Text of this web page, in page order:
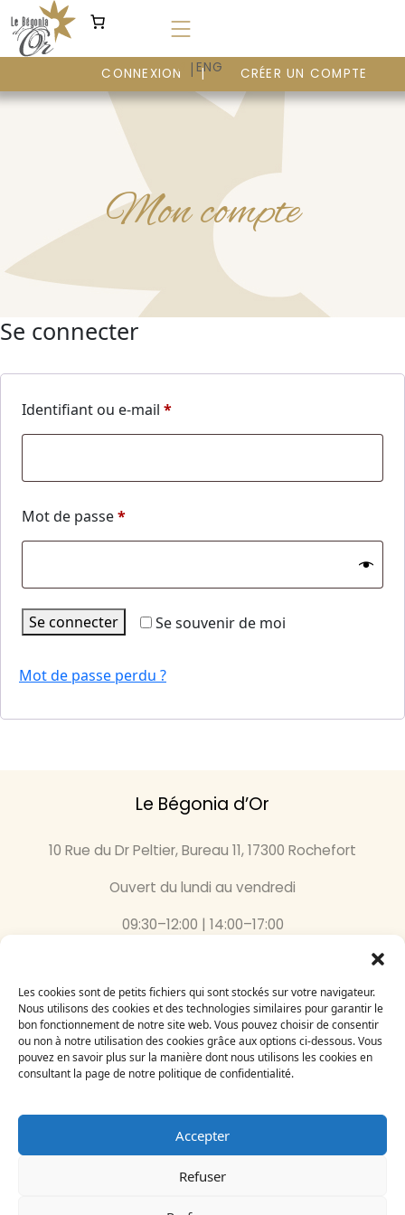
Les cookies sont de petits fichiers qui sont stockés sur votre navigateur.
Nous utilisons des cookies et des technologies similaires pour garantir le
bon fonctionnement de notre site web. Vous pouvez choisir de consentir
ou non à notre utilisation des cookies grâce aux options ci-dessous. Vous
pouvez en savoir plus sur la manière dont nous utilisons les cookies en
consultant la page de notre politique de confidentialité.
Accepter
Refuser
au
contenu
FR | ENG
CONNEXION CRÉER UN COMPTE
Mon compte
Se connecter
Identifiant ou e-mail *Obligatoire
Mot de passe*Obligatoire
Se souvenir de moi
Se connecter
Mot de passe perdu ?
Le Bégonia d’Or
10 Rue du Dr Peltier, Bureau 11, 17300 Rochefort
Ouvert du lundi au vendredi
09:30–12:00 | 14:00–17:00
Inscrivez-vous
à notre newsletter
Le Bégonia d’Or 2024
Création par